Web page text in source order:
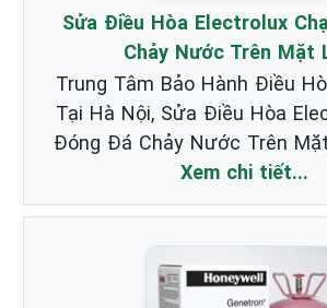
Sửa Điều Hòa Electrolux
Chảy Nước Trên Mặt
Trung Tâm Bảo Hành Điều
Tại Hà Nội, Sửa Điều Hòa
Đóng Đá Chảy Nước Trên
Xem chi tiết...